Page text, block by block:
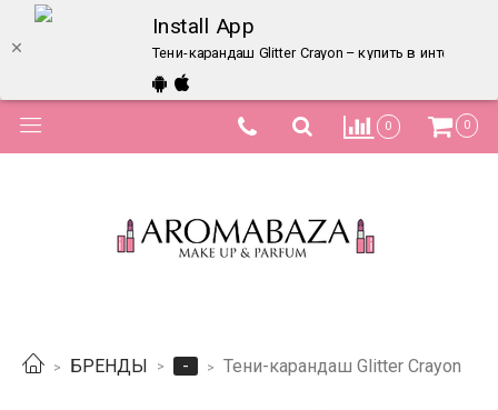
Install App
Тени-карандаш Glitter Crayon – купить в интернет-
0 0
БРЕНДЫ - Тени-карандаш Glitter Crayon